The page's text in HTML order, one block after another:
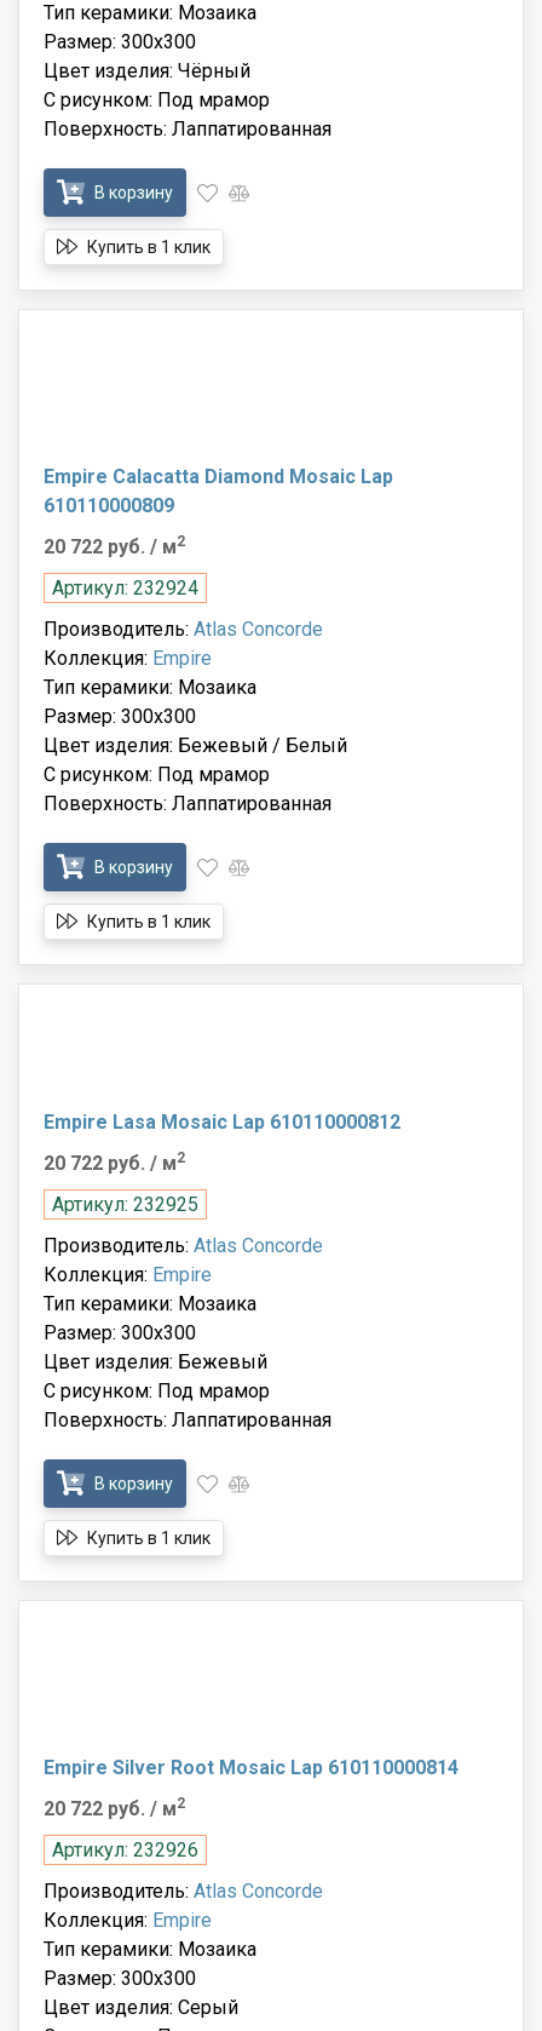
Тип керамики: Мозаика
Размер: 300x300
Цвет изделия: Чёрный
С рисунком: Под мрамор
Поверхность: Лаппатированная
В корзину
Купить в 1 клик
Empire Calacatta Diamond Mosaic Lap
610110000809
20 722 руб. / м2
Артикул: 232924
Производитель: Atlas Concorde
Коллекция: Empire
Тип керамики: Мозаика
Размер: 300x300
Цвет изделия: Бежевый / Белый
С рисунком: Под мрамор
Поверхность: Лаппатированная
В корзину
Купить в 1 клик
Empire Lasa Mosaic Lap 610110000812
20 722 руб. / м2
Артикул: 232925
Производитель: Atlas Concorde
Коллекция: Empire
Тип керамики: Мозаика
Размер: 300x300
Цвет изделия: Бежевый
С рисунком: Под мрамор
Поверхность: Лаппатированная
В корзину
Купить в 1 клик
Empire Silver Root Mosaic Lap 610110000814
20 722 руб. / м2
Артикул: 232926
Производитель: Atlas Concorde
Коллекция: Empire
Тип керамики: Мозаика
Размер: 300x300
Цвет изделия: Серый